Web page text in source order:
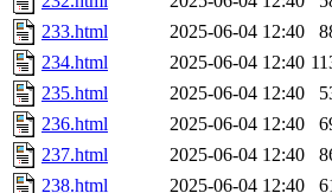
233.html
2025-06-04 12:40
234.html
2025-06-04 12:40
235.html
2025-06-04 12:40
236.html
2025-06-04 12:40
237.html
2025-06-04 12:40
238.html
2025-06-04 12:40